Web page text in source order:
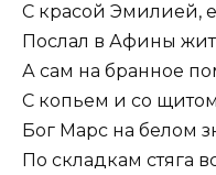
С красой Эмилией,
Послал в Афины
А сам на бранное
С копьем и со
Бог Марс на белом
По складкам стяга